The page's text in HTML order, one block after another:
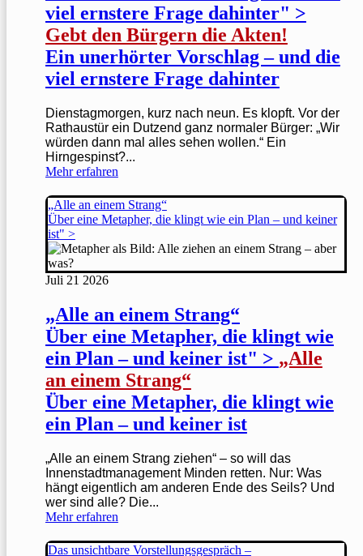
viel ernstere Frage dahinter" >
Gebt den Bürgern die Akten!
Ein unerhörter Vorschlag – und die
viel ernstere Frage dahinter
Dienstagmorgen, kurz nach neun. Es klopft. Vor der
Rathaustür ein Dutzend ganz normaler Bürger: „Wir
würden dann mal alles sehen wollen.“ Ein
Hirngespinst?...
Mehr erfahren
„Alle an einem Strang“
Über eine Metapher, die klingt wie ein Plan – und keiner
ist" >
Juli 21 2026
„Alle an einem Strang“
Über eine Metapher, die klingt wie
ein Plan – und keiner ist" > „Alle
an einem Strang“
Über eine Metapher, die klingt wie
ein Plan – und keiner ist
„Alle an einem Strang ziehen“ – so will das
Innenstadtmanagement Minden retten. Nur: Was
hängt eigentlich am anderen Ende des Seils? Und
wer sind alle? Die...
Mehr erfahren
Das unsichtbare Vorstellungsgespräch –